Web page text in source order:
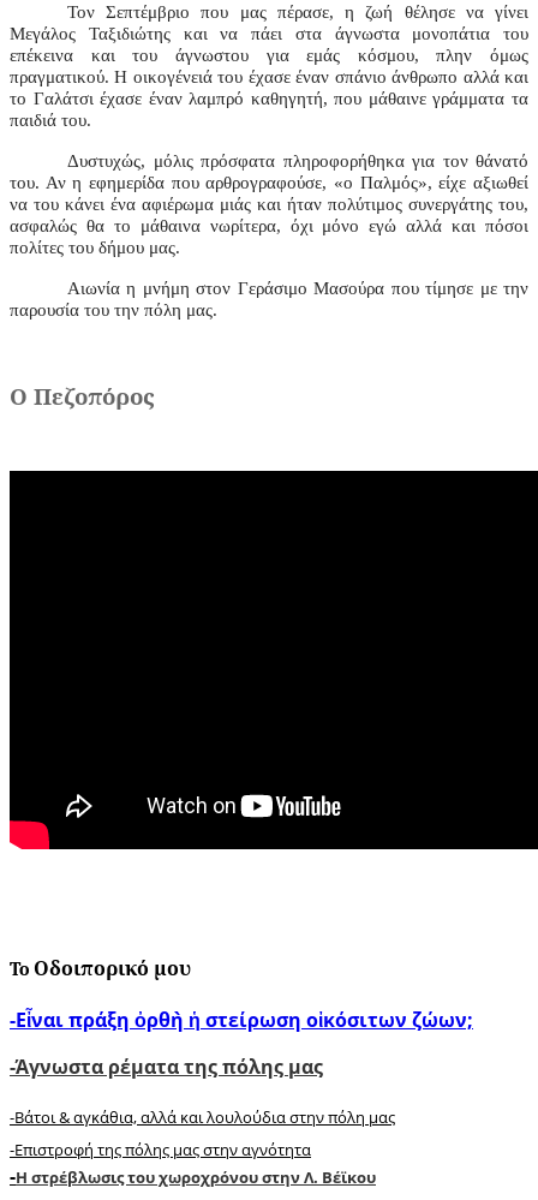
Τον Σεπτέμβριο που μας πέρασε, η ζωή θέλησε να γίνει
Μεγάλος Ταξιδιώτης και να πάει στα άγνωστα μονοπάτια του
επέκεινα και του άγνωστου για εμάς κόσμου, πλην όμως
πραγματικού. Η οικογένειά του έχασε έναν σπάνιο άνθρωπο αλλά και
το Γαλάτσι έχασε έναν λαμπρό καθηγητή, που μάθαινε γράμματα τα
παιδιά του.
Δυστυχώς, μόλις πρόσφατα πληροφορήθηκα για τον θάνατό
του. Αν η εφημερίδα που αρθρογραφούσε, «ο Παλμός», είχε αξιωθεί
να του κάνει ένα αφιέρωμα μιάς και ήταν πολύτιμος συνεργάτης του,
ασφαλώς θα το μάθαινα νωρίτερα, όχι μόνο εγώ αλλά και πόσοι
πολίτες του δήμου μας.
Αιωνία η μνήμη στον Γεράσιμο Μασούρα που τίμησε με την
παρουσία του την πόλη μας.
Ο Πεζοπόρος
To Οδοιπορικό μου
-Εἶναι πράξη ὀρθὴ ἡ στείρωση οἰκόσιτων ζώων;
-Άγνωστα ρέματα της πόλης μας
-Βάτοι & αγκάθια, αλλά και λουλούδια στην πόλη μας
-Επιστροφή της πόλης μας στην αγνότητα
-Η στρέβλωσις του χωροχρόνου στην Λ. Βέϊκου